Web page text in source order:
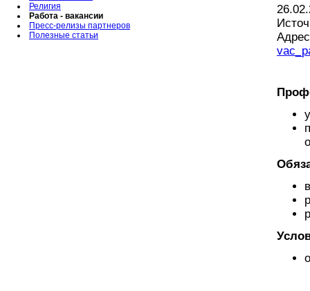
Религия
Работа - вакансии
Пресс-релизы партнеров
Полезные статьи